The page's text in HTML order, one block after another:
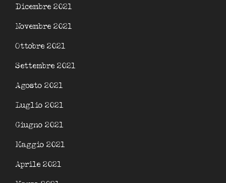
Dicembre 2021
Novembre 2021
Ottobre 2021
Settembre 2021
Agosto 2021
Luglio 2021
Giugno 2021
Maggio 2021
Aprile 2021